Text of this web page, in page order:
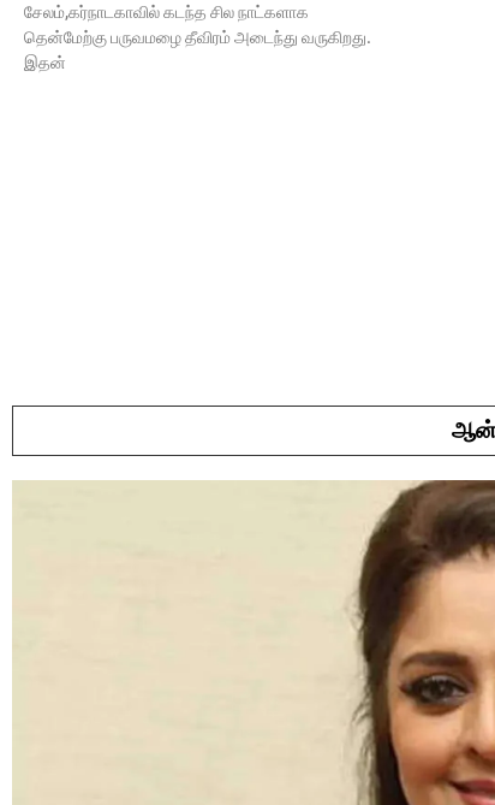
சேலம்,கர்நாடகாவில் கடந்த சில நாட்களாக
தென்மேற்கு பருவமழை தீவிரம் அடைந்து வருகிறது.
இதன்